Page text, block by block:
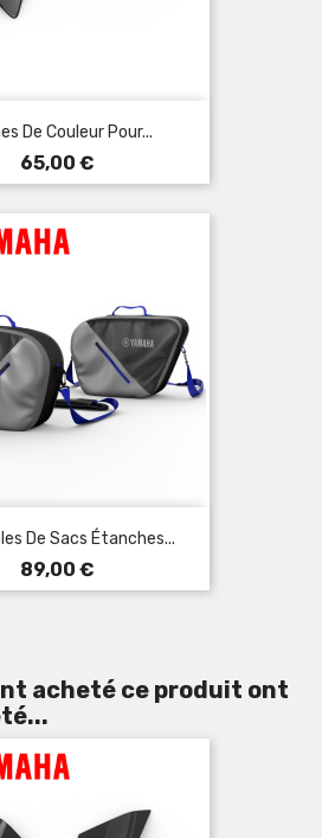
De Couleur Pour...
Prix
65,00 €
De Sacs Étanches...
Prix
89,00 €
acheté ce produit ont